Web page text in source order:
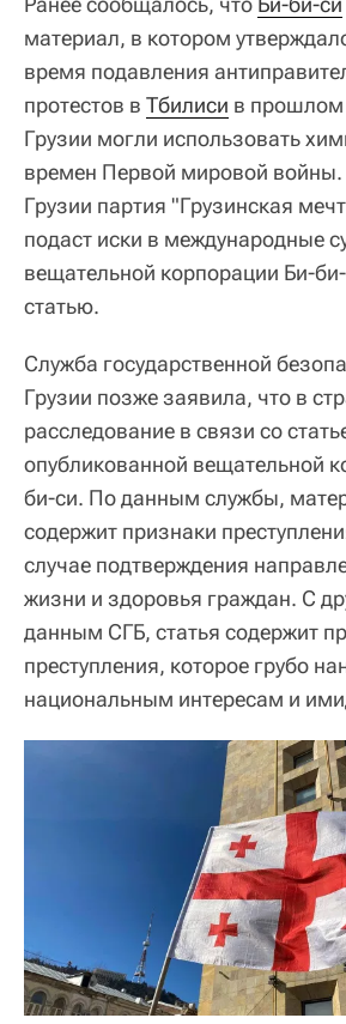
материал, в котором
время подавления
протестов в Тбилиси в прошлом
Грузии могли использовать
времен Первой мировой
Грузии партия "Грузинская
подаст иски в международные
вещательной корпорации Би-
статью.
Служба государственной
Грузии позже заявила, что в
расследование в связи со
опубликованной вещательной
би-си. По данным службы,
содержит признаки
случае подтверждения
жизни и здоровья граждан. С
данным СГБ, статья содержит
преступления, которое грубо
национальным интересам и